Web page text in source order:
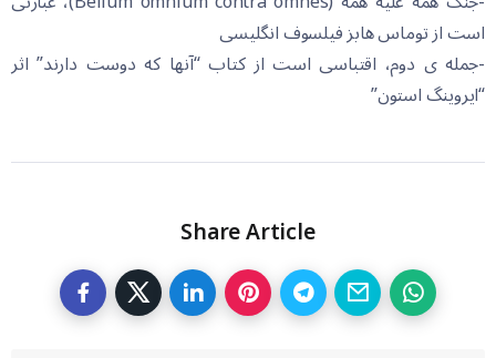
است از توماس هابز فیلسوف انگلیسی
-جمله ی دوم، اقتباسی است از کتاب “آنها که دوست دارند” اثر
“ایروینگ استون”
Share Article